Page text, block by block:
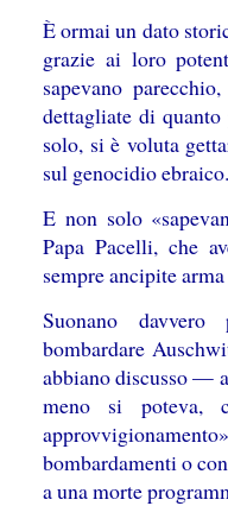
È ormai un dato
grazie ai loro
sapevano
dettagliate di
solo, si è voluta
sul genocidio ebraico.
E non solo
Papa Pacelli, che
sempre ancipite
Suonano
bombardare
abbiano discusso —
meno si poteva,
bombardamenti o
a una morte